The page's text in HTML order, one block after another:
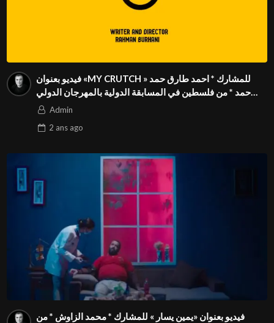
فيديو بعنوان «MY CRUTCH » للمشارك * احمد طارق حمد
حمد * من فلسطين في المسابقة الدولية بالمهرجان الدولي
Admin
2 ansago
فيديو بعنوان «يمين يسار » للمشارك * محمد الزاوش * من